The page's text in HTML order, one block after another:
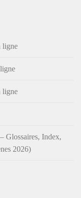
ligne
ligne
Glossaires, Index,
2026)